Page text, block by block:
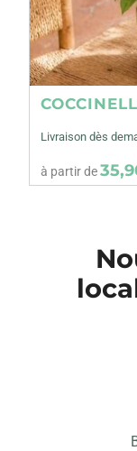
Livraison dès
à partir de